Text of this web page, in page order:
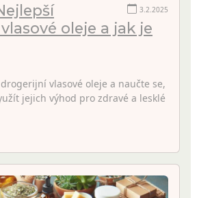
3.2.2025
oleje a jak je
vlasové oleje a naučte se,
jejich výhod pro zdravé a lesklé